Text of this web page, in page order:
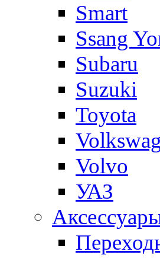
Smart
Ssang
Subaru
Suzuki
Toyota
Volvo
УАЗ